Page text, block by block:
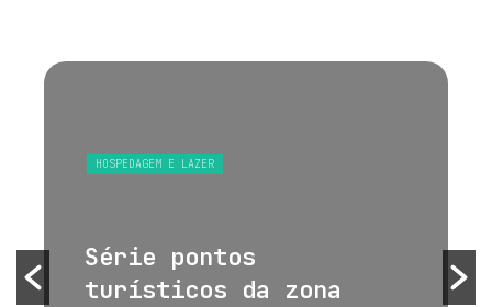
HOSPEDAGEM E LAZER
Série pontos
turísticos da zona